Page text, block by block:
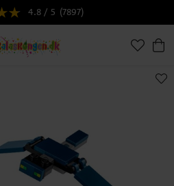
4.8 / 5 (7897)